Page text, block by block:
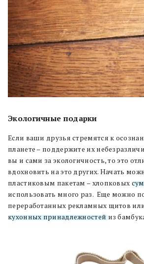
Экологичные подарки
Если ваши друзья стремятся к
планете – поддержите их
вы и сами за экологичность, то это
вдохновить на это других. Начать
пластиковым пакетам – хлопковых
использовать много раз. Еще можно
переработанных рекламных щитов
кухонных принадлежностейиз